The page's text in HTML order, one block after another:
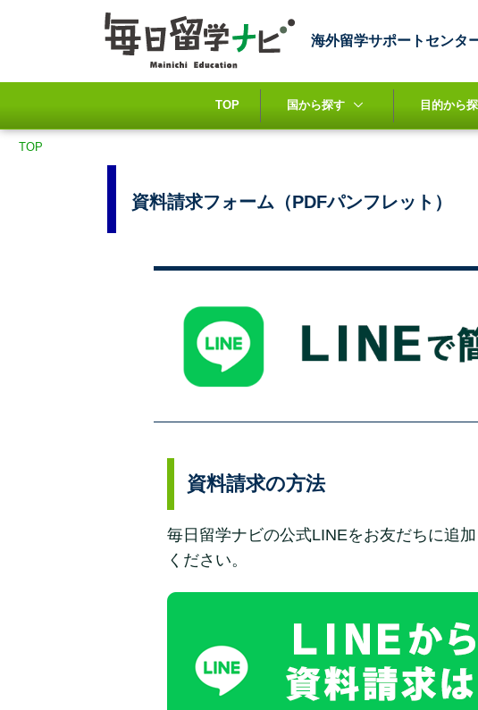
海外留学サポートセンタ
TOP 国から探す 目的から
TOP
資料請求フォーム（PDFパンフレット）
資料請求の方法
毎日留学ナビの公式LINEをお友だちに追
ください。